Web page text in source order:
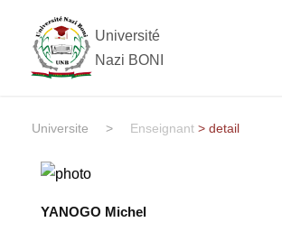
Université
Nazi BONI
Universite > Enseignant > detail
YANOGO Michel